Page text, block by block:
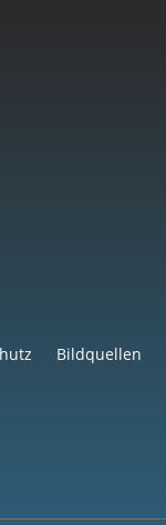
Bildquellen